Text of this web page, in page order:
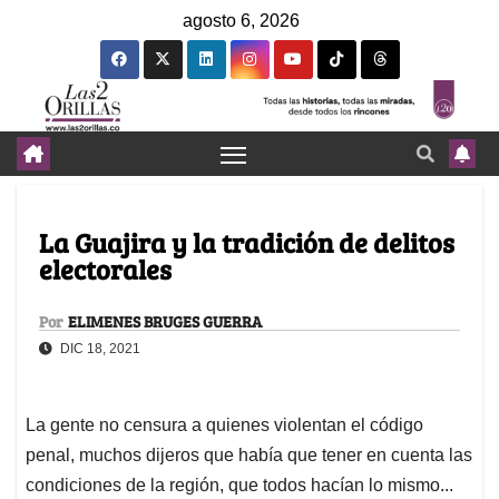
agosto 6, 2026
La Guajira y la tradición de delitos
electorales
Por ELIMENES BRUGES GUERRA
DIC 18, 2021
La gente no censura a quienes violentan el código
penal, muchos dijeros que había que tener en cuenta las
condiciones de la región, que todos hacían lo mismo...